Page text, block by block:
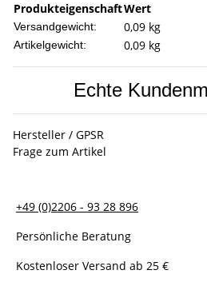
ProdukteigenschaftWert
Versandgewicht: 0,09 kg
Artikelgewicht: 0,09 kg
Echte
Hersteller / GPSR
Frage zum Artikel
+49 (0)2206 - 93 28 896
Persönliche Beratung
Kostenloser Versand ab 25 €